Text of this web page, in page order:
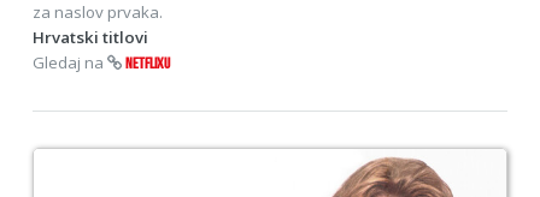
za naslov prvaka.
Hrvatski titlovi
Gledaj na
NETFLIXU